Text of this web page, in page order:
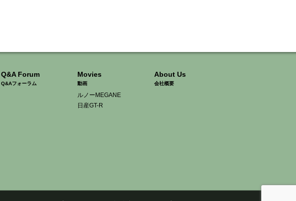
Q&A Forum
Q&Aフォーラム
Movies
動画
ルノーMEGANE
日産GT-R
About Us
会社概要